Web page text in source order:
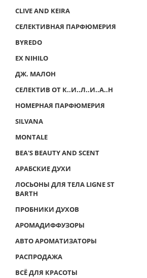
CLIVE AND KEIRA
СЕЛЕКТИВНАЯ ПАРФЮМЕРИЯ
BYREDO
EX NIHILO
ДЖ. МАЛОН
СЕЛЕКТИВ ОТ К..И..Л..И..А..Н
НОМЕРНАЯ ПАРФЮМЕРИЯ
SILVANA
MONTALE
BEA'S BEAUTY AND SCENT
АРАБСКИЕ ДУХИ
ЛОСЬОНЫ ДЛЯ ТЕЛА LIGNE ST
BARTH
ПРОБНИКИ ДУХОВ
АРОМАДИФФУЗОРЫ
АВТО АРОМАТИЗАТОРЫ
РАСПРОДАЖА
ВСЁ ДЛЯ КРАСОТЫ